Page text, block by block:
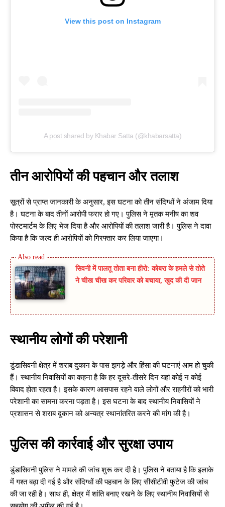
View this post on Instagram
A post shared by Khabar Satta (@khabarsatta)
तीन आरोपियों की पहचान और तलाश
सूत्रों से प्राप्त जानकारी के अनुसार, इस घटना को तीन संदिग्धों ने अंजाम दिया
है। घटना के बाद तीनों आरोपी फरार हो गए। पुलिस ने मृतक मनीष का शव
पोस्टमार्टम के लिए भेज दिया है और आरोपियों की तलाश जारी है। पुलिस ने दावा
किया है कि जल्द ही आरोपियों को गिरफ्तार कर लिया जाएगा।
सिवनी में पालतू तोता बना हीरो: कोबरा के हमले से तोते
ने चीख चीख कर परिवार को बचाया, खुद की दी जान
स्थानीय लोगों की परेशानी
डुंडासिवनी क्षेत्र में शराब दुकान के पास झगड़े और हिंसा की घटनाएं आम हो चुकी
हैं। स्थानीय निवासियों का कहना है कि हर दूसरे-तीसरे दिन यहां कोई न कोई
विवाद होता रहता है। इसके कारण आसपास रहने वाले लोगों और राहगीरों को भारी
परेशानी का सामना करना पड़ता है। इस घटना के बाद स्थानीय निवासियों ने
प्रशासन से शराब दुकान को अन्यत्र स्थानांतरित करने की मांग की है।
पुलिस की कार्रवाई और सुरक्षा उपाय
डुंडासिवनी पुलिस ने मामले की जांच शुरू कर दी है। पुलिस ने बताया है कि इलाके
में गश्त बढ़ा दी गई है और संदिग्धों की पहचान के लिए सीसीटीवी फुटेज की जांच
की जा रही है। साथ ही, क्षेत्र में शांति बनाए रखने के लिए स्थानीय निवासियों से